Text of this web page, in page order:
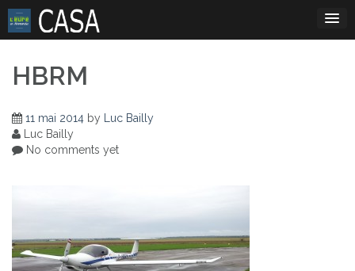
Skip
content
HBRM
11 mai 2014 by Luc Bailly
Luc Bailly
No comments yet